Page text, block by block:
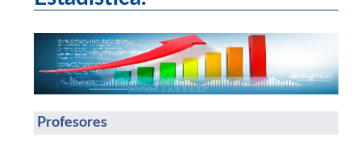
Profesores